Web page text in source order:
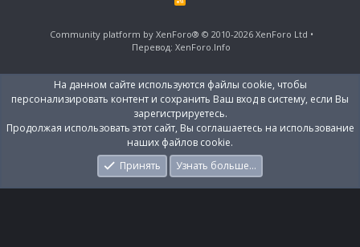
S
Community platform by XenForo® © 2010-2026 XenForo Ltd
Перевод: XenForo.Info
На данном сайте используются файлы cookie, чтобы
персонализировать контент и сохранить Ваш вход в систему, если Вы
зарегистрируетесь.
Продолжая использовать этот сайт, Вы соглашаетесь на использование
наших файлов cookie.
Принять
Узнать больше…